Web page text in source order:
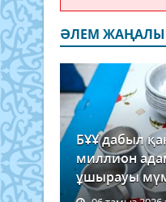
ӘЛЕМ
БҰҰ дабыл
миллион
ұшырауы